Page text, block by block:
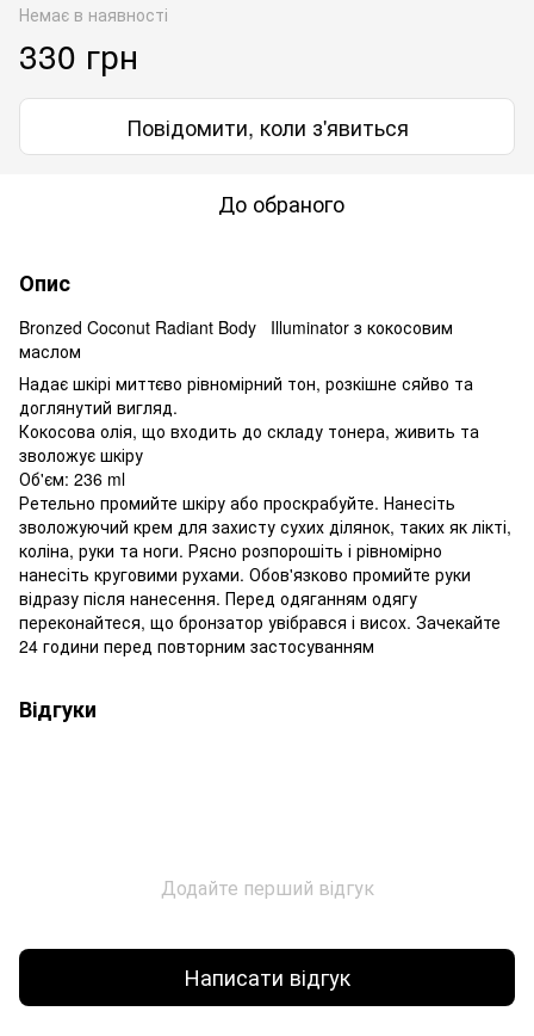
Немає в наявності
330 грн
Повідомити, коли з'явиться
До обраного
Опис
Bronzed Coconut Radiant Body Illuminator з кокосовим
маслом
Надає шкірі миттєво рівномірний тон, розкішне сяйво та
доглянутий вигляд.
Кокосова олія, що входить до складу тонера, живить та
зволожує шкіру
Об'єм: 236 ml
Ретельно промийте шкіру або проскрабуйте. Нанесіть
зволожуючий крем для захисту сухих ділянок, таких як лікті,
коліна, руки та ноги. Рясно розпорошіть і рівномірно
нанесіть круговими рухами. Обов'язково промийте руки
відразу після нанесення. Перед одяганням одягу
переконайтеся, що бронзатор увібрався і висох. Зачекайте
24 години перед повторним застосуванням
Відгуки
Додайте перший відгук
Написати відгук